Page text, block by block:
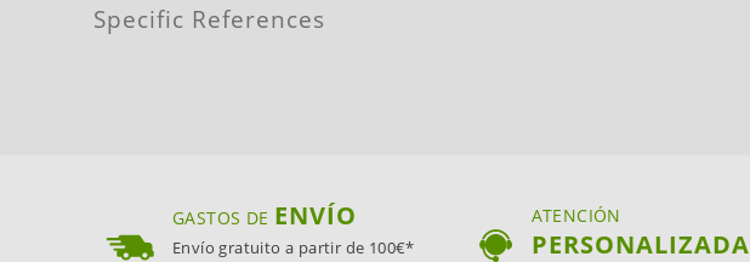
Specific References
GASTOS DE ENVÍO
Envío gratuito a partir de 100€*
ATENCIÓN
PERSONALIZADA